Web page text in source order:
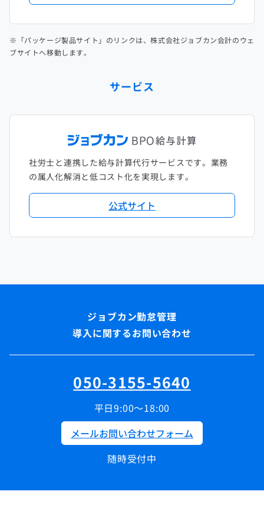
※「パッケージ製品サイト」のリンクは、株式会社ジョブカン会計のウェ
ブサイトへ移動します。
サービス
社労士と連携した給与計算代行サービスです。業務
の属人化解消と低コスト化を実現します。
公式サイト
導入に関するお問い合わせ
050-3155-5640
平日9:00～18:00
メールお問い合わせフォーム
随時受付中